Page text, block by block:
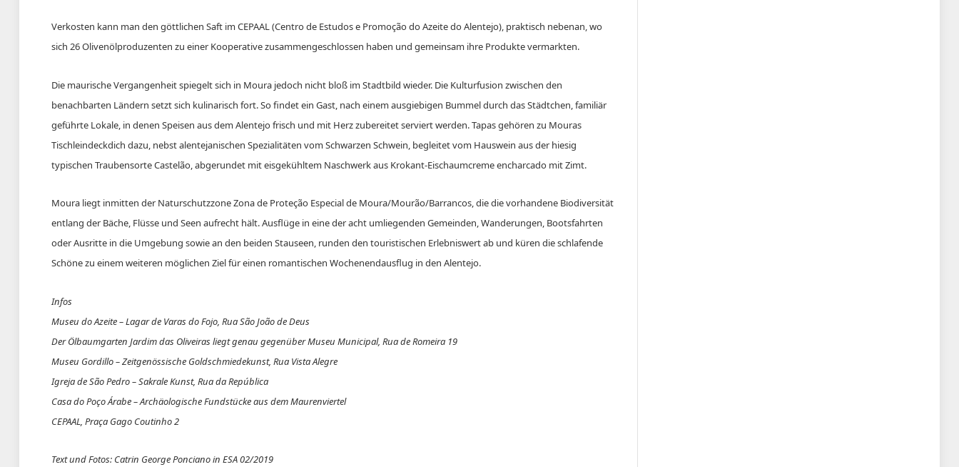
Verkosten kann man den göttlichen Saft im CEPAAL (Centro de Estudos e Promoção do Azeite do Alentejo), praktisch nebenan, wo
sich 26 Olivenölproduzenten zu einer Kooperative zusammengeschlossen haben und gemeinsam ihre Produkte vermarkten.
Die maurische Vergangenheit spiegelt sich in Moura jedoch nicht bloß im Stadtbild wieder. Die Kulturfusion zwischen den
benachbarten Ländern setzt sich kulinarisch fort. So findet ein Gast, nach einem ausgiebigen Bummel durch das Städtchen, familiär
geführte Lokale, in denen Speisen aus dem Alentejo frisch und mit Herz zubereitet serviert werden. Tapas gehören zu Mouras
Tischleindeckdich dazu, nebst alentejanischen Spezialitäten vom Schwarzen Schwein, begleitet vom Hauswein aus der hiesig
typischen Traubensorte Castelão, abgerundet mit eisgekühltem Naschwerk aus Krokant-Eischaumcreme encharcado mit Zimt.
Moura liegt inmitten der Naturschutzzone Zona de Proteção Especial de Moura/Mourão/Barrancos, die die vorhandene Biodiversität
entlang der Bäche, Flüsse und Seen aufrecht hält. Ausflüge in eine der acht umliegenden Gemeinden, Wanderungen, Bootsfahrten
oder Ausritte in die Umgebung sowie an den beiden Stauseen, runden den touristischen Erlebniswert ab und küren die schlafende
Schöne zu einem weiteren möglichen Ziel für einen romantischen Wochenendausflug in den Alentejo.
Infos
Museu do Azeite – Lagar de Varas do Fojo, Rua São João de Deus
Der Ölbaumgarten Jardim das Oliveiras liegt genau gegenüber Museu Municipal, Rua de Romeira 19
Museu Gordillo – Zeitgenössische Goldschmiedekunst, Rua Vista Alegre
Igreja de São Pedro – Sakrale Kunst, Rua da República
Casa do Poço Árabe – Archäologische Fundstücke aus dem Maurenviertel
CEPAAL, Praça Gago Coutinho 2
Text und Fotos: Catrin George Ponciano in ESA 02/2019